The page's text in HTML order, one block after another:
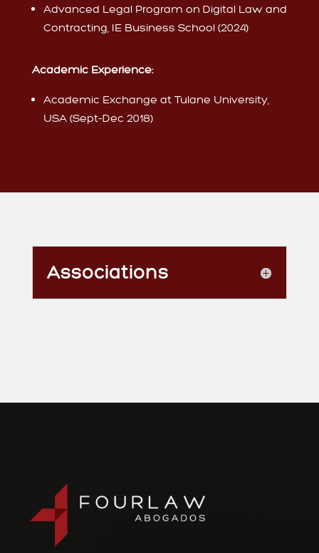
Advanced Legal Program on Digital Law and
Contracting, IE Business School (2024)
Academic Experience:
Academic Exchange at Tulane University,
USA (Sept-Dec 2018)
Associations